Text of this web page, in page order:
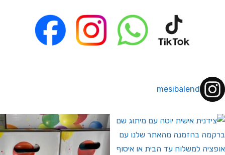
mesibalend
לחברי מועדון ומצטרפים חדשים🤍